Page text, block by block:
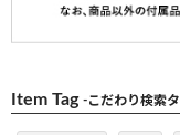
Item Tag -こだわり検索